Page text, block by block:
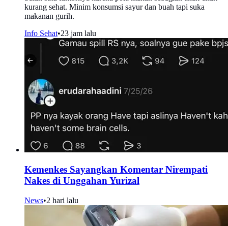
kurang sehat. Minim konsumsi sayur dan buah tapi suka
makanan gurih.
Info Sehat•23 jam lalu
Kemenkes Sayangkan Komentar Nirempati
Nakes di Unggahan Yurizal
News•2 hari lalu